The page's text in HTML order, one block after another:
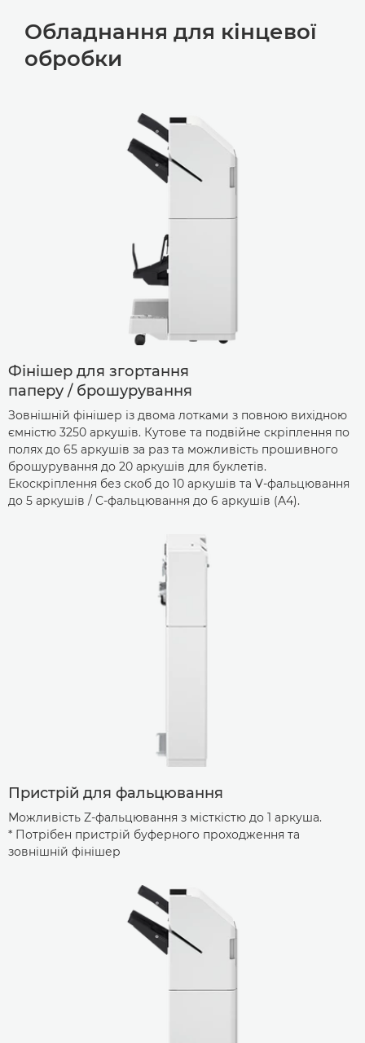
Обладнання для кінцевої
обробки
Фінішер для згортання
паперу / брошурування
Зовнішній фінішер із двома лотками з повною вихідною
ємністю 3250 аркушів. Кутове та подвійне скріплення по
полях до 65 аркушів за раз та можливість прошивного
брошурування до 20 аркушів для буклетів.
Екоскріплення без скоб до 10 аркушів та V-фальцювання
до 5 аркушів / С-фальцювання до 6 аркушів (A4).
Пристрій для фальцювання
Можливість Z-фальцювання з місткістю до 1 аркуша.
* Потрібен пристрій буферного проходження та
зовнішній фінішер